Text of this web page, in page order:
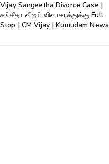
Vijay Sangeetha Divorce Case |
சங்கீதா விஜய் விவாகரத்துக்கு Full
Stop | CM Vijay | Kumudam News